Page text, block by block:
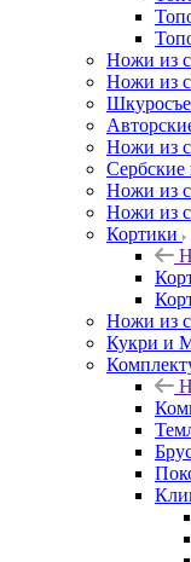
Ножи из
Ножи из
Ножи из
Ножи из
Ножи из
Кортики
Ножи из
Кукри и